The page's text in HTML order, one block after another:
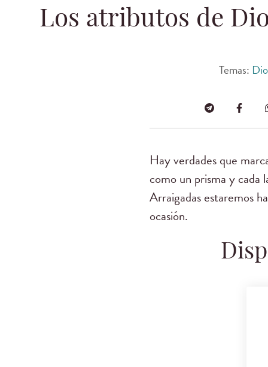
Los atributos de
Temas:
Hay verdades que
como un prisma y
Arraigadas estaremos
ocasión.